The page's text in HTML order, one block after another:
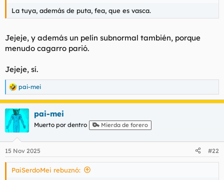
La tuya, además de puta, fea, que es vasca.
Jejeje, y además un pelín subnormal también, porque
menudo cagarro parió.
Jejeje, sí.
R
e
a
c
c
i
e
s
pai-mei
pai-mei
Muerto por dentro Mierda de forero
15 Nov 2025 #22
PaiSerdoMei rebuznó: